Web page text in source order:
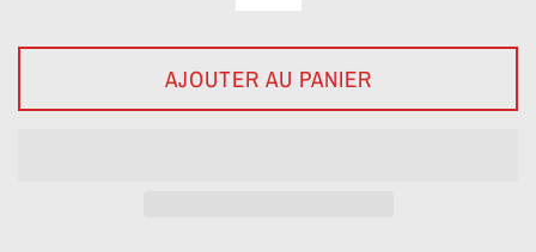
AJOUTER AU PANIER